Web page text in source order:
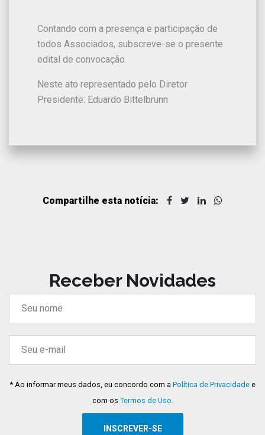
Contando com a presença e participação de
todos Associados, subscreve-se o presente
edital de convocação.
Neste ato representado pelo Diretor
Presidente: Eduardo Bittelbrunn
Compartilhe esta notícia:
Receber Novidades
* Ao informar meus dados, eu concordo com a Política de Privacidadee
com os Termos de Uso.